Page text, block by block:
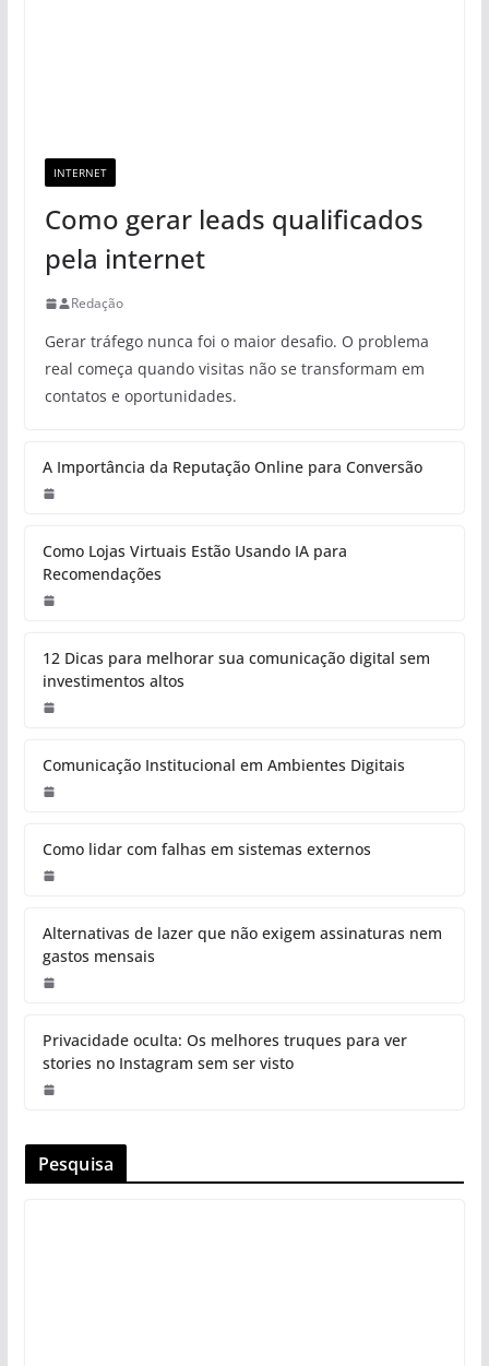
INTERNET
Como gerar leads qualificados
pela internet
Redação
Gerar tráfego nunca foi o maior desafio. O problema
real começa quando visitas não se transformam em
contatos e oportunidades.
A Importância da Reputação Online para Conversão
Como Lojas Virtuais Estão Usando IA para
Recomendações
12 Dicas para melhorar sua comunicação digital sem
investimentos altos
Comunicação Institucional em Ambientes Digitais
Como lidar com falhas em sistemas externos
Alternativas de lazer que não exigem assinaturas nem
gastos mensais
Privacidade oculta: Os melhores truques para ver
stories no Instagram sem ser visto
Pesquisa